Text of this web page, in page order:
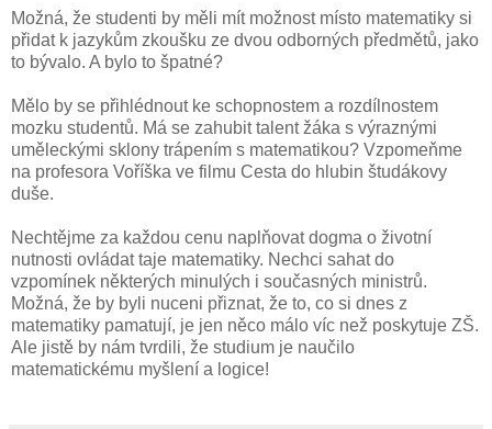
Možná, že studenti by měli mít možnost místo matematiky si
přidat k jazykům zkoušku ze dvou odborných předmětů, jako
to bývalo. A bylo to špatné?
Mělo by se přihlédnout ke schopnostem a rozdílnostem
mozku studentů. Má se zahubit talent žáka s výraznými
uměleckými sklony trápením s matematikou? Vzpomeňme
na profesora Voříška ve filmu Cesta do hlubin študákovy
duše.
Nechtějme za každou cenu naplňovat dogma o životní
nutnosti ovládat taje matematiky. Nechci sahat do
vzpomínek některých minulých i současných ministrů.
Možná, že by byli nuceni přiznat, že to, co si dnes z
matematiky pamatují, je jen něco málo víc než poskytuje ZŠ.
Ale jistě by nám tvrdili, že studium je naučilo
matematickému myšlení a logice!